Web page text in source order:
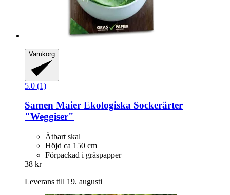
Varukorg
5.0 (1)
Samen Maier Ekologiska Sockerärter
"Weggiser"
Ätbart skal
Höjd ca 150 cm
Förpackad i gräspapper
38 kr
Leverans till 19. augusti